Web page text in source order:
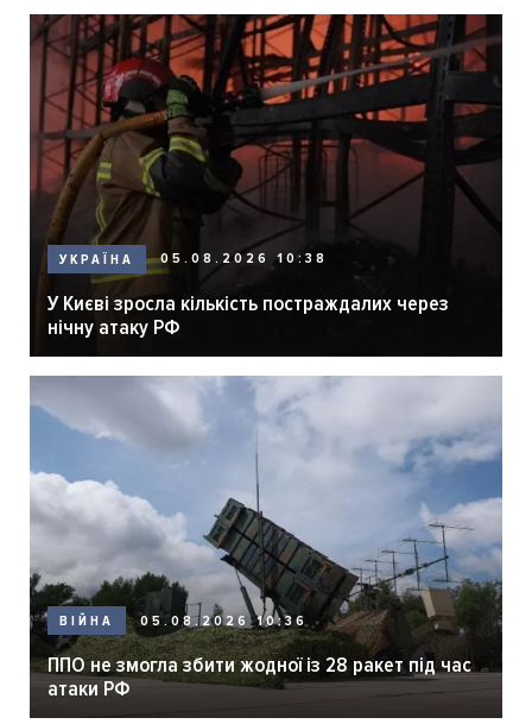
УКРАЇНА 05.08.2026 10:38
У Києві зросла кількість постраждалих через
нічну атаку РФ
ВІЙНА 05.08.2026 10:36
ППО не змогла збити жодної із 28 ракет під час
атаки РФ